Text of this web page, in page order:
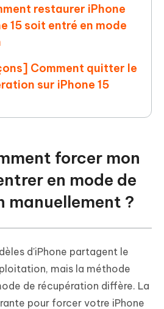
restaurer iPhone
15 soit entré en mode
Comment quitter le
sur iPhone 15
forcer mon
en mode de
manuellement ?
d'iPhone partagent le
mais la méthode
de récupération diffère. La
pour forcer votre iPhone